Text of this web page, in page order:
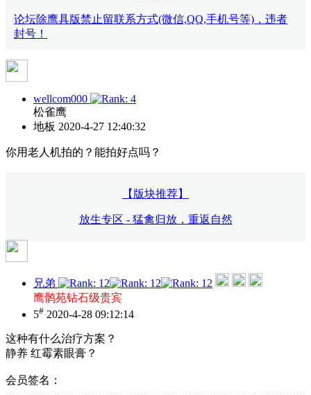
论坛除鹰具版禁止留联系方式(微信,QQ,手机号等)，违者
封号！
wellcom000
松雀鹰
地板 2020-4-27 12:40:32
你用老人机拍的？能拍好点吗？
【版块推荐】
放生专区 - 猛禽归放，重返自然
兄弟
鹰鹘苑钻石级贵宾
5# 2020-4-28 09:12:14
这种有什么治疗方案？
静养 红霉素眼膏？
会员签名：